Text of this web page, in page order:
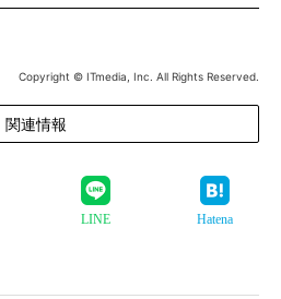
Copyright © ITmedia, Inc. All Rights Reserved.
関連情報
LINE Hatena